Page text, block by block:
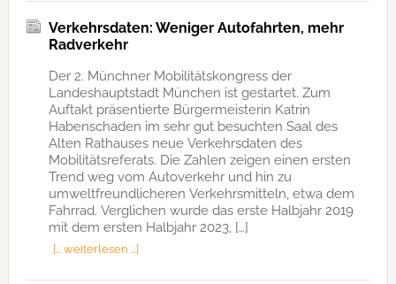
Verkehrsdaten: Weniger Autofahrten, mehr
Radverkehr
Der 2. Münchner Mobilitätskongress der
Landeshauptstadt München ist gestartet. Zum
Auftakt präsentierte Bürgermeisterin Katrin
Habenschaden im sehr gut besuchten Saal des
Alten Rathauses neue Verkehrsdaten des
Mobilitätsreferats. Die Zahlen zeigen einen ersten
Trend weg vom Autoverkehr und hin zu
umweltfreundlicheren Verkehrsmitteln, etwa dem
Fahrrad. Verglichen wurde das erste Halbjahr 2019
mit dem ersten Halbjahr 2023, […]
[… weiterlesen …]